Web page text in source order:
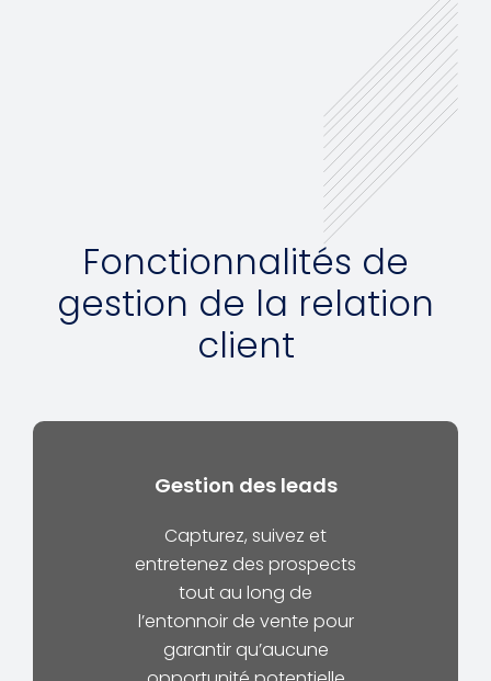
Fonctionnalités de
gestion de la relation
client
Gestion des leads
Capturez, suivez et
entretenez des prospects
tout au long de
l’entonnoir de vente pour
garantir qu’aucune